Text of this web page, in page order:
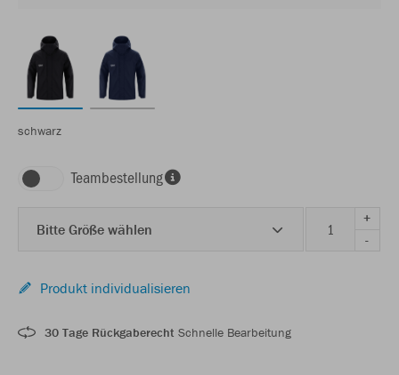
schwarz
Teambestellung
Bitte Größe wählen
+
-
Produkt individualisieren
30 Tage Rückgaberecht Schnelle Bearbeitung